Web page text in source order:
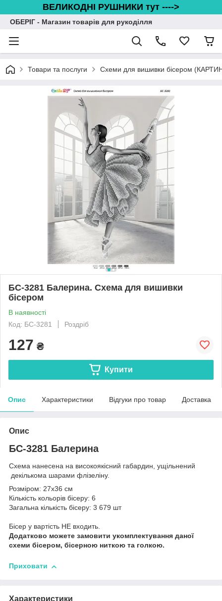
ВЕЛИКОДНІ РУШНИКИ тут ---->
ОБЕРІГ - Магазин товарів для рукоділля
Товари та послуги Схеми для вишивки бісером
БС-3281 Балерина. Схема для вишивки
бісером
В наявності
Код: БС-3281
Роздріб
127 ₴
Купити
Опис Характеристики Відгуки про товар Доставка
Опис
БС-3281 Балерина
Схема нанесена на високоякісний габардин, ущільнений
декількома шарами флізеліну.
Розміром: 27х36 см
Кількість кольорів бісеру: 6
Загальна кількість бісеру: 3 679 шт
Бісер у вартість НЕ входить.
Додатково можете замовити укомплектування даної
схеми бісером, бісерною ниткою та голкою.
Приховати
Характеристики